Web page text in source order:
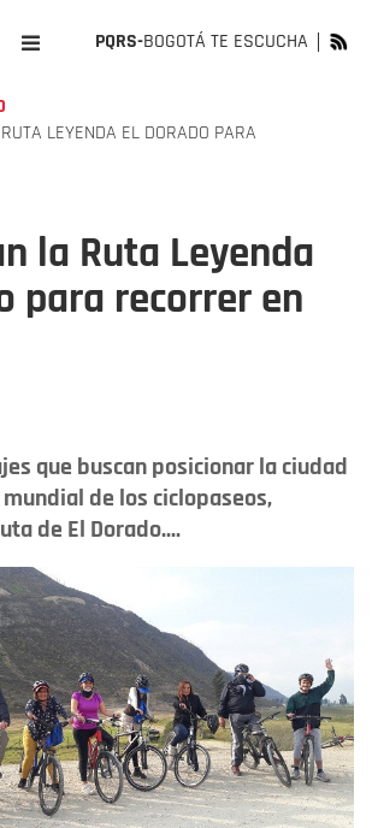
PQRS-BOGOTÁ TE ESCUCHA
LEYENDA EL DORADO PARA
la Ruta Leyenda
para recorrer en
que buscan posicionar la ciudad
de los ciclopaseos,
de El Dorado....